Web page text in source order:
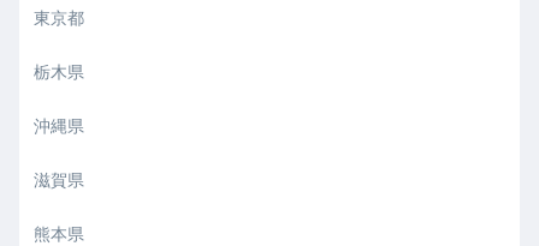
東京都
栃木県
沖縄県
滋賀県
熊本県